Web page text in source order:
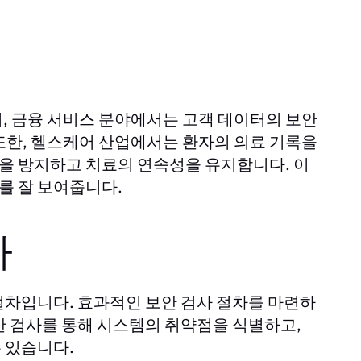
금융 서비스 분야에서는 고객 데이터의 보안
, 헬스케어 산업에서는 환자의 의료 기록을
방지하고 치료의 연속성을 유지합니다. 이
잘 보여줍니다.
입니다. 효과적인 보안 검사 절차를 마련하
사를 통해 시스템의 취약점을 식별하고,
있습니다.